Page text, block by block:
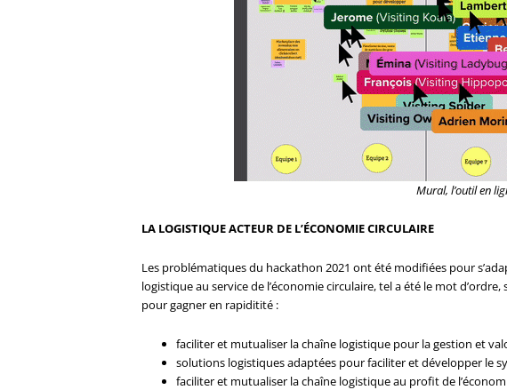
Mural, l’outil en
LA LOGISTIQUE ACTEUR DE L’ÉCONOMIE CIRCULAIRE
Les problématiques du hackathon 2021 ont été modifiées pour
logistique au service de l’économie circulaire, tel a été le mot
pour gagner en rapiditité :
faciliter et mutualiser la chaîne logistique pour la gestion et
solutions logistiques adaptées pour faciliter et développer le
faciliter et mutualiser la chaîne logistique au profit de